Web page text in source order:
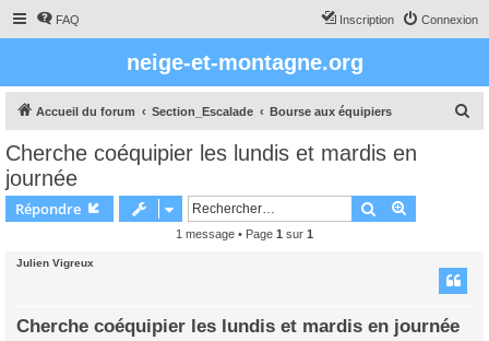
FAQ Connexion
Inscription
neige-et-montagne.org
Accueil du forum Section_Escalade Bourse aux équipiers
Cherche coéquipier les lundis et mardis en
journée
Répondre Rechercher
1 message • Page 1 sur 1
Julien Vigreux
Cherche coéquipier les lundis et mardis en journée